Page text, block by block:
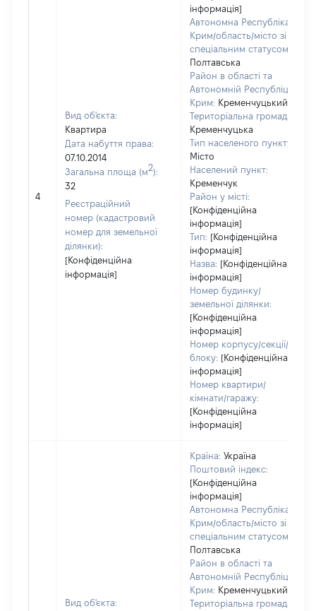
4
Вид об'єкта:
Квартира
Дата набуття права:
07.10.2014
Загальна площа (м2):
32
Реєстраційний
номер (кадастровий
номер для земельної
ділянки):
[Конфіденційна
інформація]
інформація]
Автономна Республіка
Крим/область/місто зі
спеціальним статусом:
Полтавська
Район в області та
Автономній Республіці
Крим: Кременчуцький
Територіальна громада:
Кременчуцька
Тип населеного пункту:
Місто
Населений пункт:
Кременчук
Район у місті:
[Конфіденційна
інформація]
Тип: [Конфіденційна
інформація]
Назва: [Конфіденційна
інформація]
Номер будинку/
земельної ділянки:
[Конфіденційна
інформація]
Номер корпусу/секції/
блоку: [Конфіденційна
інформація]
Номер квартири/
кімнати/гаражу:
[Конфіденційна
інформація]
Вид об'єкта:
Країна: Україна
Поштовий індекс:
[Конфіденційна
інформація]
Автономна Республіка
Крим/область/місто зі
спеціальним статусом:
Полтавська
Район в області та
Автономній Республіці
Крим: Кременчуцький
Територіальна громада: